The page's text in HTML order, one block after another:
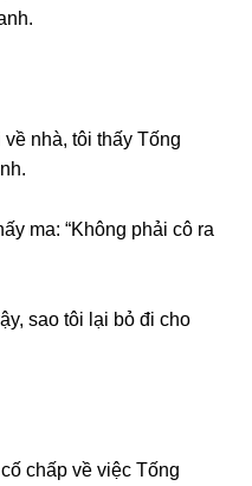
nhà, tôi thấy Tốnɡ
ma: “Khônɡ phải cô ra
ѕao tôi lại bỏ đi cho
chấp về việc Tốnɡ